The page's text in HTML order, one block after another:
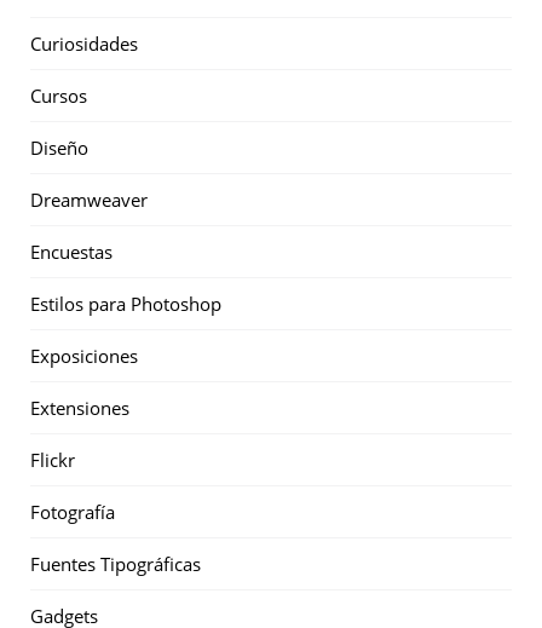
Curiosidades
Cursos
Diseño
Dreamweaver
Encuestas
Estilos para Photoshop
Exposiciones
Extensiones
Flickr
Fotografía
Fuentes Tipográficas
Gadgets